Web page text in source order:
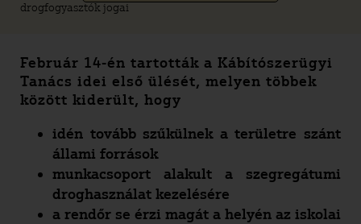
drogfogyasztók jogai
Február 14-én tartották a Kábítószerügyi
Tanács idei első ülését, melyen többek
között kiderült, hogy
idén tovább szűkülnek a területre szánt
állami források
munkacsoport alakult a szegregátumi
droghasználat kezelésére
a rendőr se érzi magát a helyén az iskolai